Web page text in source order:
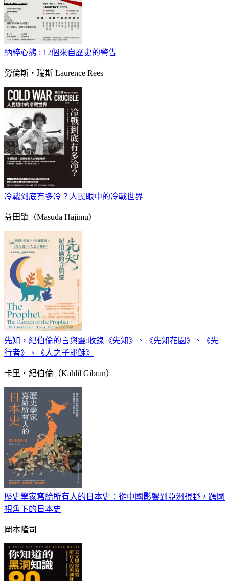
納粹心態 : 12個來自歷史的警告
勞倫斯‧瑞斯 Laurence Rees
冷戰到底有多冷？人民眼中的冷戰世界
益田肇（Masuda Hajimu）
先知，紀伯倫的言與靈:收錄《先知》、《先知花園》、《先
行者》、《人之子耶穌》
卡里．紀伯倫（Kahlil Gibran）
歷史學家寫給所有人的日本史：從中國影響到亞洲視野，跨國
視角下的日本史
岡本隆司